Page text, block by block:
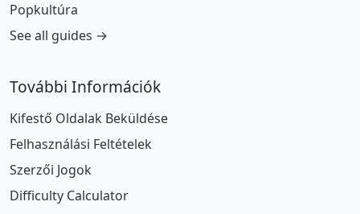
Popkultúra
See all guides →
További Információk
Kifestő Oldalak Beküldése
Felhasználási Feltételek
Szerzői Jogok
Difficulty Calculator